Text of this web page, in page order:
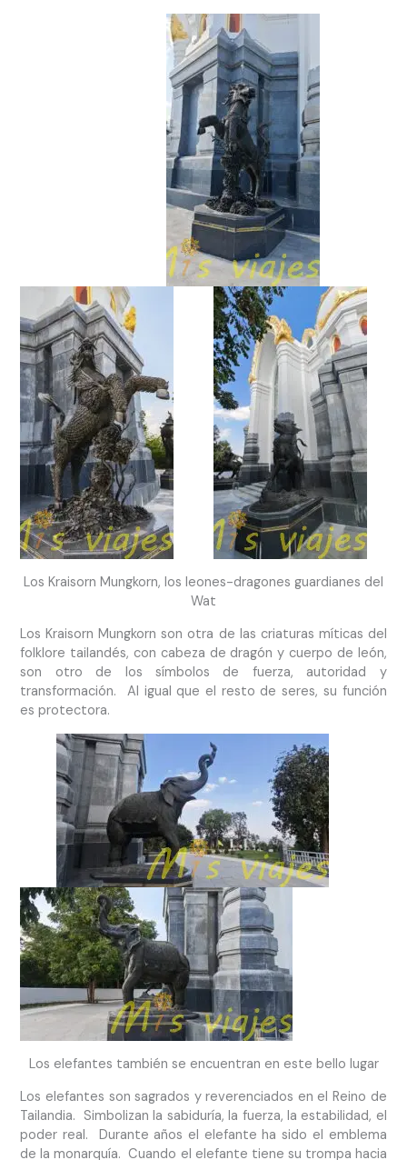
Los Kraisorn Mungkorn, los leones-dragones guardianes del
Wat
Los Kraisorn Mungkorn son otra de las criaturas míticas del
folklore tailandés, con cabeza de dragón y cuerpo de león,
son otro de los símbolos de fuerza, autoridad y
transformación. Al igual que el resto de seres, su función
es protectora.
Los elefantes también se encuentran en este bello lugar
Los elefantes son sagrados y reverenciados en el Reino de
Tailandia. Simbolizan la sabiduría, la fuerza, la estabilidad, el
poder real. Durante años el elefante ha sido el emblema
de la monarquía. Cuando el elefante tiene su trompa hacia